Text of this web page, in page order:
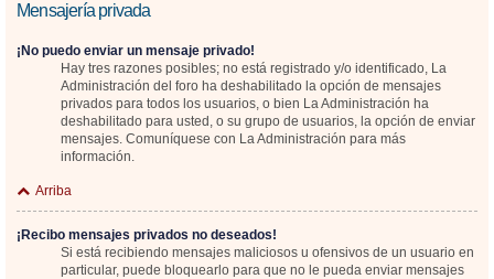
Mensajería privada
¡No puedo enviar un mensaje privado!
Hay tres razones posibles; no está registrado y/o identificado, La
Administración del foro ha deshabilitado la opción de mensajes
privados para todos los usuarios, o bien La Administración ha
deshabilitado para usted, o su grupo de usuarios, la opción de enviar
mensajes. Comuníquese con La Administración para más
información.
Arriba
¡Recibo mensajes privados no deseados!
Si está recibiendo mensajes maliciosos u ofensivos de un usuario en
particular, puede bloquearlo para que no le pueda enviar mensajes